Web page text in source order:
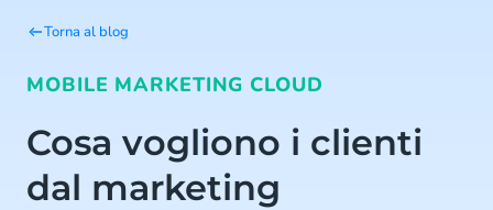
Torna al blog
MOBILE MARKETING CLOUD
Cosa vogliono i clienti
dal marketing